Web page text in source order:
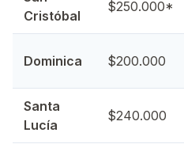
Cristóbal
$250.000*
Dominica $200.000
Santa
Lucía
$240.000